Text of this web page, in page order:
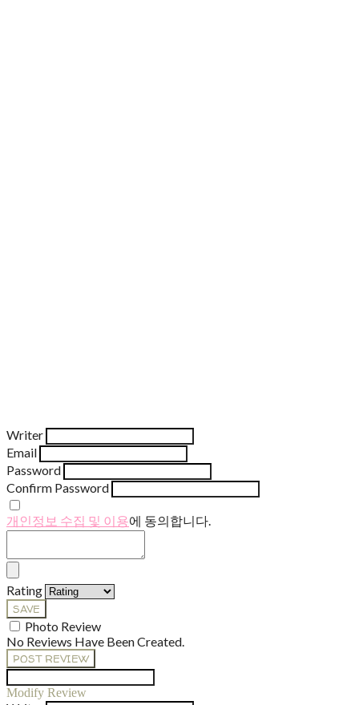
Writer
Email
Password
Confirm Password
개인정보 수집 및 이용에 동의합니다.
Rating
SAVE
Photo Review
No Reviews Have Been Created.
POST REVIEW
Modify Review